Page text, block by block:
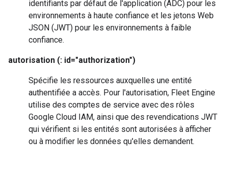
identifiants par défaut de l'application (ADC) pour les
environnements à haute confiance et les jetons Web
JSON (JWT) pour les environnements à faible
confiance.
autorisation (: id="authorization")
Spécifie les ressources auxquelles une entité
authentifiée a accès. Pour l'autorisation, Fleet Engine
utilise des comptes de service avec des rôles
Google Cloud IAM, ainsi que des revendications JWT
qui vérifient si les entités sont autorisées à afficher
ou à modifier les données qu'elles demandent.